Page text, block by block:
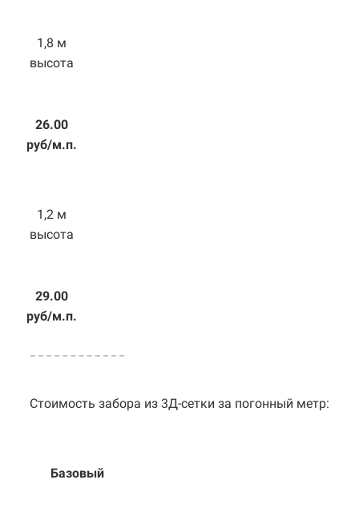
1,8 м
высота
26.00
руб/м.п.
1,2 м
высота
29.00
руб/м.п.
Стоимость забора из 3Д-сетки за погонный метр:
Базовый